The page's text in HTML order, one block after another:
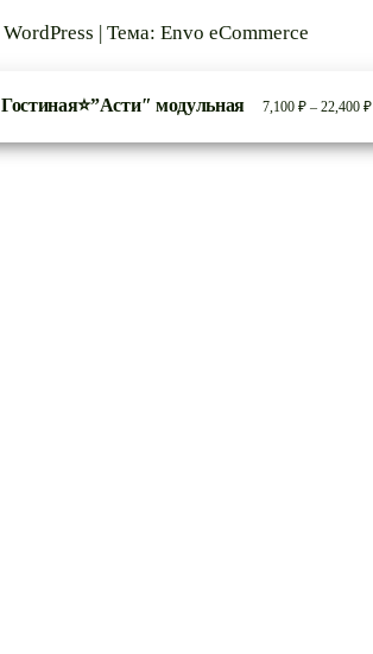
WordPress | Тема: Envo eCommerce
Гостиная⭐”Асти″ модульная 7,100 ₽ – 22,400 ₽